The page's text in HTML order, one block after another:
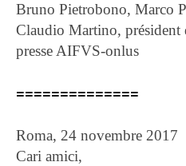
Bruno Pietrobono, Marco
Claudio Martino, président
presse AIFVS-onlus
==============
Roma, 24 novembre 2017
Cari amici,